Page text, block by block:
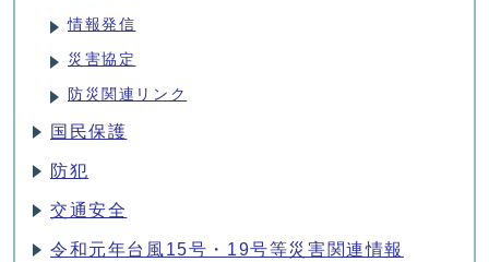
情報発信
災害協定
防災関連リンク
国民保護
防犯
交通安全
令和元年台風15号・19号等災害関連情報